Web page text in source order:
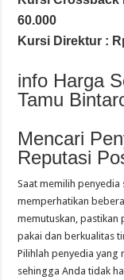
60.000
Kursi Direktur :
info Harga
Tamu
Mencari
Reputasi
Saat memilih
memperhatikan
memutuskan, pastikan
pakai dan berkualitas
Pilihlah penyedia yang
sehingga Anda tidak